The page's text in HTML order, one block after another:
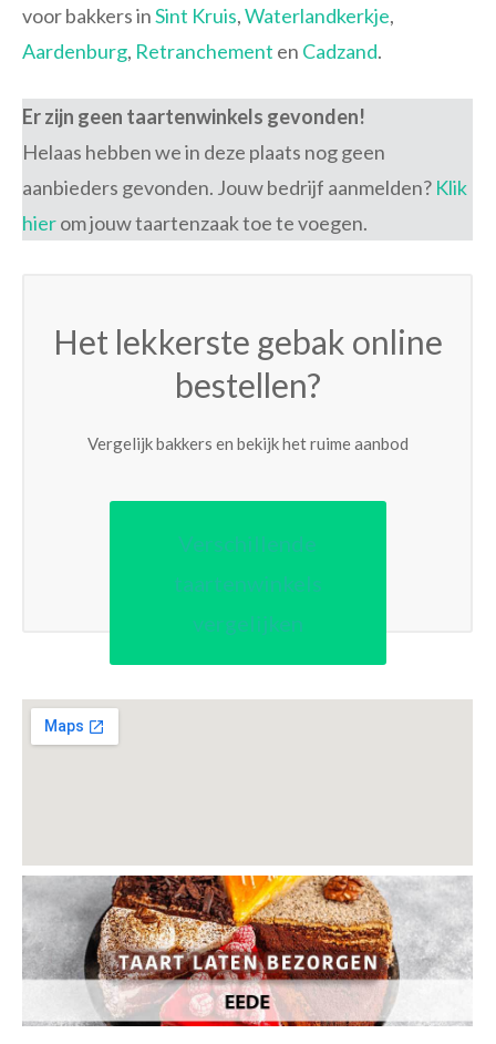
voor bakkers inSint Kruis,Waterlandkerkje,
Aardenburg, Retranchement en Cadzand.
Er zijn geen taartenwinkels gevonden!
Helaas hebben we in deze plaats nog geen
aanbieders gevonden. Jouw bedrijf aanmelden? Klik
hierom jouw taartenzaak toe te voegen.
Het lekkerste gebak online
bestellen?
Vergelijk bakkers en bekijk het ruime aanbod
Verschillende
taartenwinkels
vergelijken